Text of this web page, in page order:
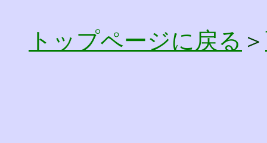
トップページに戻る ＞